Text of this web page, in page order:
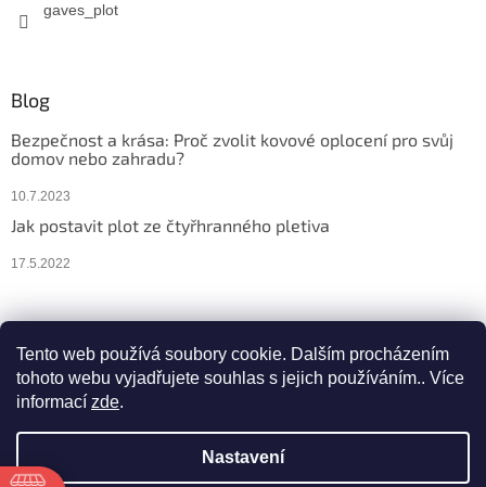
Tento web používá soubory cookie. Dalším procházením
tohoto webu vyjadřujete souhlas s jejich používáním.. Více
informací zde.
Nastavení
gaves_plot
Blog
Bezpečnost a krása: Proč zvolit kovové oplocení pro svůj
domov nebo zahradu?
10.7.2023
Jak postavit plot ze čtyřhranného pletiva
17.5.2022